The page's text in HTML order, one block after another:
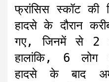
A
p
o
o
k
n
g
e
r
e
r
फ्रांसिस स्कॉट
हादसे के दौरान
गए, जिनमें से 2
हालांकि, 6 लोग
हादसे के बाद